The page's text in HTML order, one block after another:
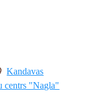
Kandavas
centrs "Nagla"